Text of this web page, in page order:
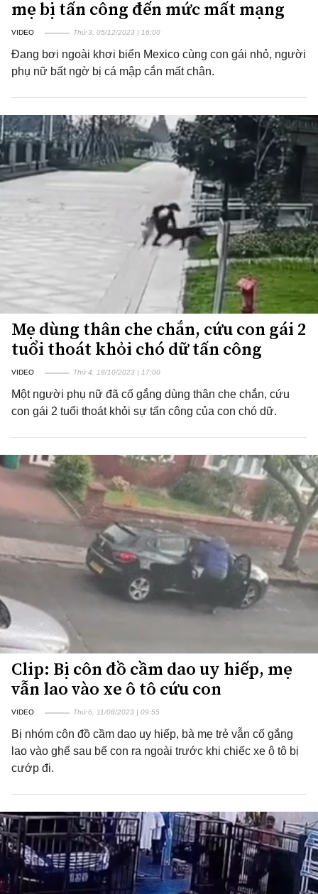
mẹ bị tấn công đến mức mất mạng
VIDEO Thứ 3, 05/12/2023 | 16:00
Đang bơi ngoài khơi biển Mexico cùng con gái nhỏ, người
phụ nữ bất ngờ bị cá mập cắn mất chân.
Mẹ dùng thân che chắn, cứu con gái 2
tuổi thoát khỏi chó dữ tấn công
VIDEO Thứ 4, 18/10/2023 | 17:00
Một người phụ nữ đã cố gắng dùng thân che chắn, cứu
con gái 2 tuổi thoát khỏi sự tấn công của con chó dữ.
Clip: Bị côn đồ cầm dao uy hiếp, mẹ
vẫn lao vào xe ô tô cứu con
VIDEO Thứ 6, 11/08/2023 | 09:55
Bị nhóm côn đồ cầm dao uy hiếp, bà mẹ trẻ vẫn cố gắng
lao vào ghế sau bế con ra ngoài trước khi chiếc xe ô tô bị
cướp đi.